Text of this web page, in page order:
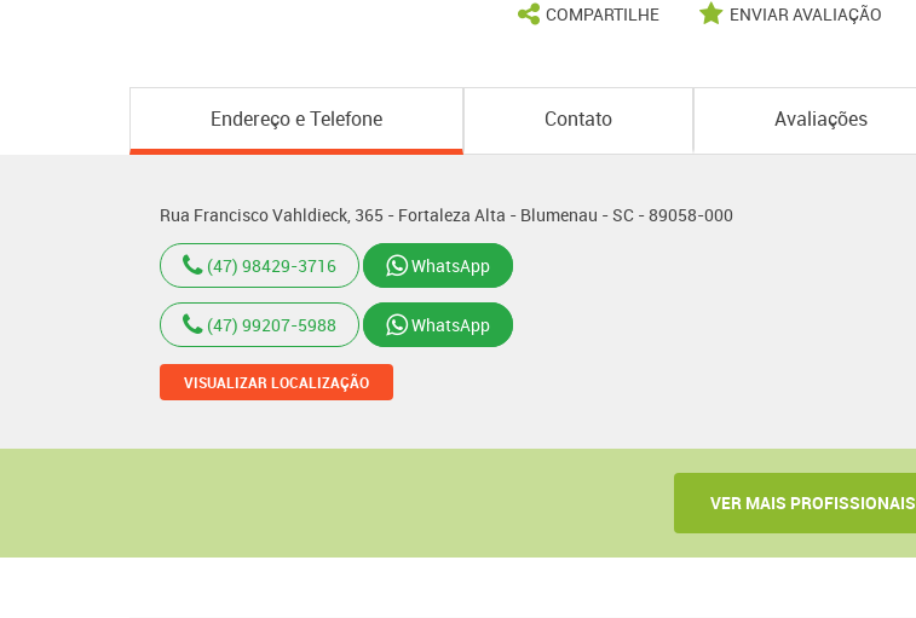
COMPARTILHE ENVIAR AVALIAÇÃO
Endereço e Telefone Contato Avaliações
Rua Francisco Vahldieck, 365 - Fortaleza Alta - Blumenau - SC - 89058-000
(47) 98429-3716 WhatsApp
(47) 99207-5988 WhatsApp
VISUALIZAR LOCALIZAÇÃO
VER MAIS PROFISSIONAIS